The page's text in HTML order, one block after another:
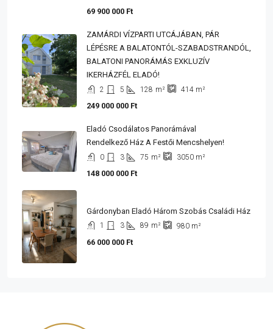
69 900 000 Ft
ZAMÁRDI VÍZPARTI UTCÁJÁBAN, PÁR
LÉPÉSRE A BALATONTÓL-SZABADSTRANDÓL,
BALATONI PANORÁMÁS EXKLUZÍV
IKERHÁZFÉL ELADÓ!
2 5 128 m² 414 m²
249 000 000 Ft
Eladó Csodálatos Panorámával
Rendelkező Ház A Festői Mencshelyen!
0 3 75 m² 3050 m²
148 000 000 Ft
Gárdonyban Eladó Három Szobás Családi Ház
1 3 89 m² 980 m²
66 000 000 Ft